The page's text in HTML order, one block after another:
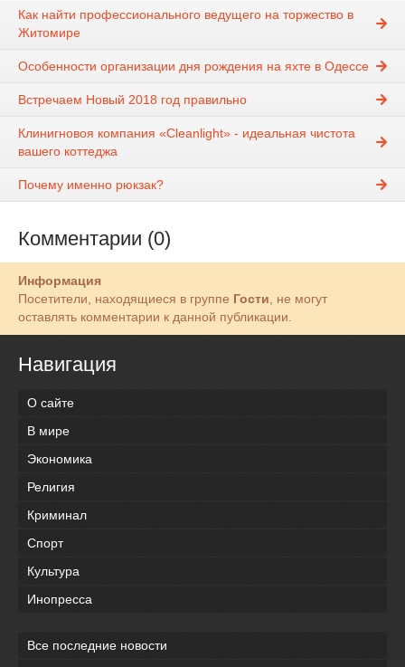
Как найти профессионального ведущего на торжество в
Житомире
Особенности организации дня рождения на яхте в Одессе
Встречаем Новый 2018 год правильно
Клинигновоя компания «Сleanlight» - идеальная чистота
вашего коттеджа
Почему именно рюкзак?
Комментарии (0)
Информация
Посетители, находящиеся в группе Гости, не могут
оставлять комментарии к данной публикации.
Навигация
О сайте
В мире
Экономика
Религия
Криминал
Спорт
Культура
Инопресса
Все последние новости